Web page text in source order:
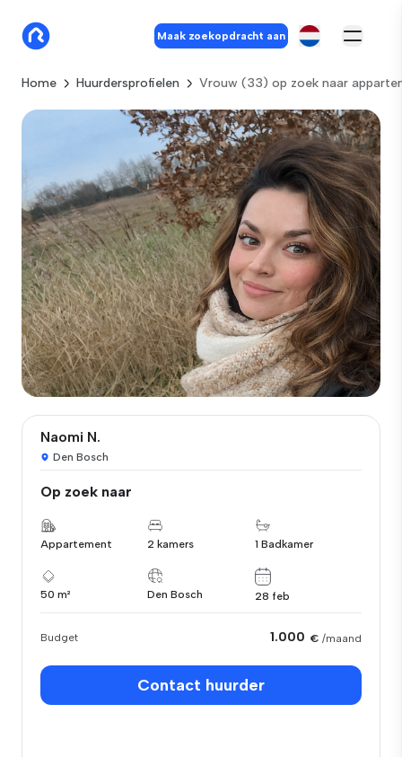
Maak zoekopdracht aan
Home Huurdersprofielen Vrouw (33) op zoek naar
Naomi N.
Den Bosch
Op zoek naar
Appartement 2 kamers 1 Badkamer
50 m² Den Bosch 28 feb
Budget 1.000 € /maand
Contact huurder